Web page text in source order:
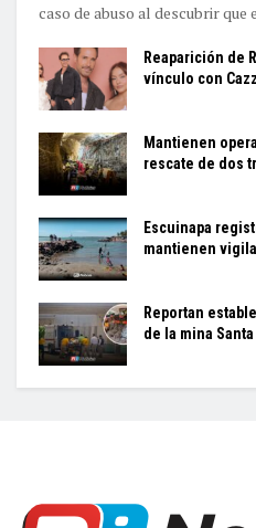
caso de abuso al descubrir que
Reaparición de
vínculo con
Mantienen
rescate de dos
Escuinapa
mantienen
Reportan
de la mina